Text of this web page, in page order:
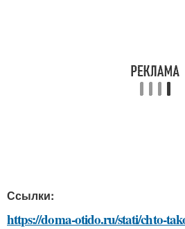
Ссылки:
https://doma-otido.ru/stati/chto-